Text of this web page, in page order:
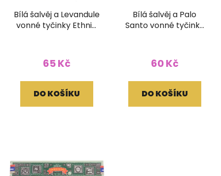
Bílá šalvěj a Levandule
vonné tyčinky Ethnic
65 Kč
DO KOŠÍKU
Bílá šalvěj a Palo
Santo vonné tyčinky
60 Kč
DO KOŠÍKU